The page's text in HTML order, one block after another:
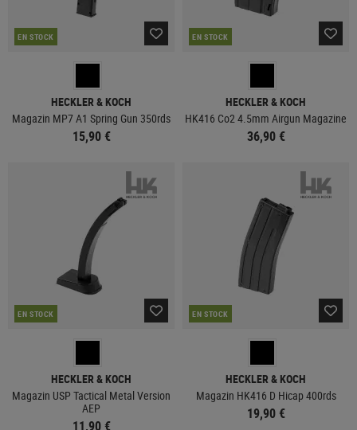
EN STOCK
HECKLER & KOCH
Magazin MP7 A1 Spring Gun 350rds
15,90 €
EN STOCK
HECKLER & KOCH
HK416 Co2 4.5mm Airgun Magazine
36,90 €
EN STOCK
HECKLER & KOCH
Magazin USP Tactical Metal Version
AEP
11,90 €
EN STOCK
HECKLER & KOCH
Magazin HK416 D Hicap 400rds
19,90 €